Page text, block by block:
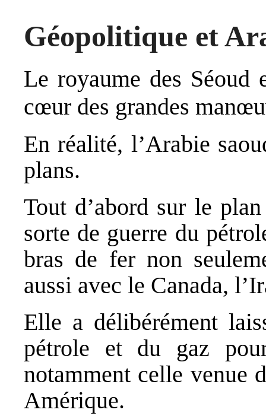
Géopolitique et
Le royaume des Séoud
cœur des grandes
En réalité, l’Arabie
plans.
Tout d’abord sur le
sorte de guerre du
bras de fer non
aussi avec le Canada,
Elle a délibérément
pétrole et du gaz
notamment celle venue
Amérique.